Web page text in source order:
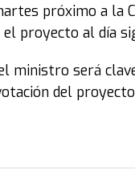
próximo a la
el proyecto al día
ministro será
del